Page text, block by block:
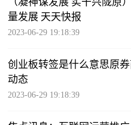
（凝神谋发展 实干兴陇原
量发展 天天快报
2023-06-29 19:18:39
创业板转签是什么意思原
动态
2023-06-29 19:18:39